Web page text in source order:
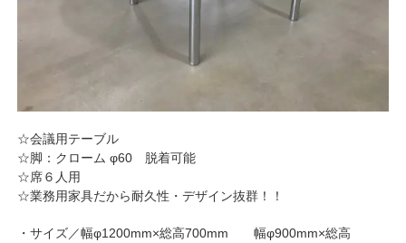
☆会議用テーブル
☆脚：クローム φ60 脱着可能
☆席６人用
☆業務用家具だから耐久性・デザイン抜群！！
・サイズ／幅φ1200mm×総高700mm 幅φ900mm×総高